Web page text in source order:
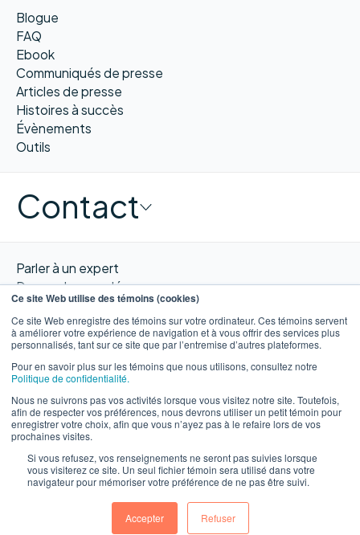
Ce site Web utilise des témoins (cookies)
Ce site Web enregistre des témoins sur votre ordinateur. Ces témoins servent
à améliorer votre expérience de navigation et à vous offrir des services plus
personnalisés, tant sur ce site que par l’entremise d’autres plateformes.
Pour en savoir plus sur les témoins que nous utilisons, consultez notre
Politique de confidentialité.
Nous ne suivrons pas vos activités lorsque vous visitez notre site. Toutefois,
afin de respecter vos préférences, nous devrons utiliser un petit témoin pour
enregistrer votre choix, afin que vous n’ayez pas à le refaire lors de vos
prochaines visites.
Si vous refusez, vos renseignements ne seront pas suivies lorsque
vous visiterez ce site. Un seul fichier témoin sera utilisé dans votre
navigateur pour mémoriser votre préférence de ne pas être suivi.
Accepter Refuser
Blogue
FAQ
Ebook
Communiqués de presse
Articles de presse
Histoires à succès
Évènements
Outils
Contact
Parler à un expert
Demander une démo
Obtenir un devis
Contacter nous
EN
©WORXIMITY 2023
Privacy
Terms &
Conditions
Website by